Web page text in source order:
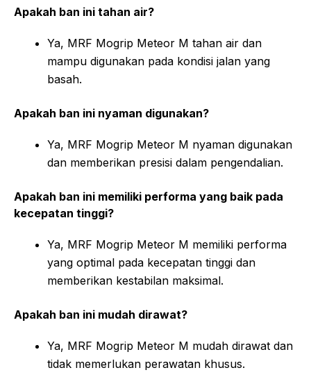
Apakah ban ini tahan air?
Ya, MRF Mogrip Meteor M tahan air dan
mampu digunakan pada kondisi jalan yang
basah.
Apakah ban ini nyaman digunakan?
Ya, MRF Mogrip Meteor M nyaman digunakan
dan memberikan presisi dalam pengendalian.
Apakah ban ini memiliki performa yang baik pada
kecepatan tinggi?
Ya, MRF Mogrip Meteor M memiliki performa
yang optimal pada kecepatan tinggi dan
memberikan kestabilan maksimal.
Apakah ban ini mudah dirawat?
Ya, MRF Mogrip Meteor M mudah dirawat dan
tidak memerlukan perawatan khusus.